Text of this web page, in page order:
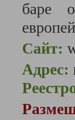
баре
Сайт:
Адрес: